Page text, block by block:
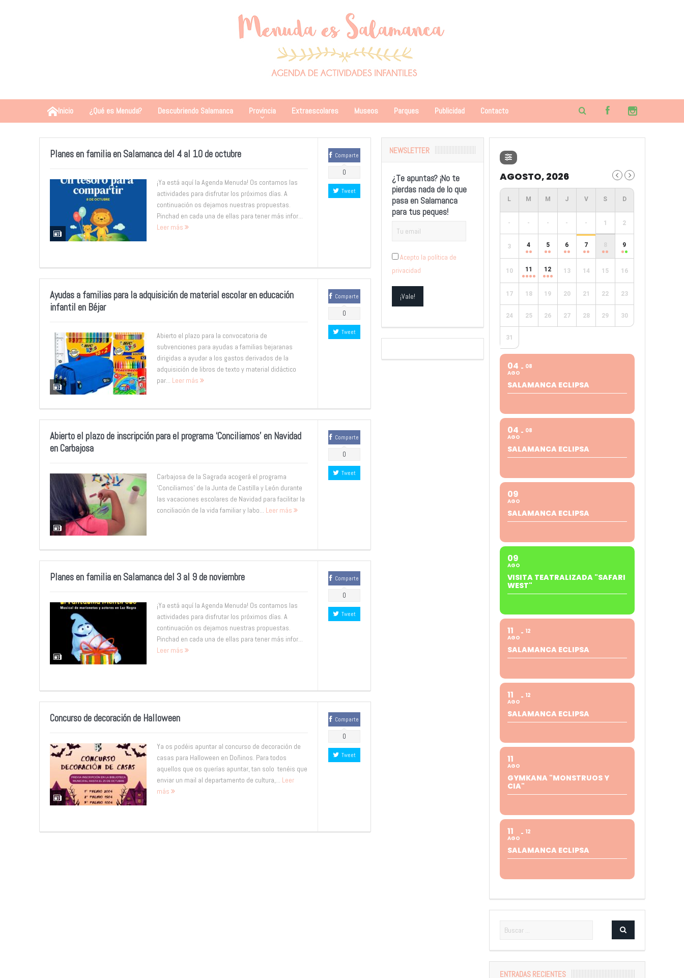
Inicio ¿Qué es Menuda? Descubriendo Salamanca Provincia Extraescolares Museos Parques Publicidad Contacto
Planes en familia en Salamanca del 4 al 10 de octubre
¡Ya está aquí la Agenda Menuda! Os contamos las
actividades para disfrutar los próximos días. A
continuación os dejamos nuestras propuestas.
Pinchad en cada una de ellas para tener más infor...
Leer más
Comparte
0
Tweet
Ayudas a familias para la adquisición de material escolar en educación
infantil en Béjar
Abierto el plazo para la convocatoria de
subvenciones para ayudas a familias bejaranas
dirigidas a ayudar a los gastos derivados de la
adquisición de libros de texto y material didáctico
par... Leer más
Comparte
0
Tweet
Abierto el plazo de inscripción para el programa ‘Conciliamos’ en Navidad
en Carbajosa
Carbajosa de la Sagrada acogerá el programa
‘Conciliamos’ de la Junta de Castilla y León durante
las vacaciones escolares de Navidad para facilitar la
conciliación de la vida familiar y labo... Leer más
Comparte
0
Tweet
Planes en familia en Salamanca del 3 al 9 de noviembre
¡Ya está aquí la Agenda Menuda! Os contamos las
actividades para disfrutar los próximos días. A
continuación os dejamos nuestras propuestas.
Pinchad en cada una de ellas para tener más infor...
Leer más
Comparte
0
Tweet
Concurso de decoración de Halloween
Ya os podéis apuntar al concurso de decoración de
casas para Halloween en Doñinos. Para todos
aquellos que os querías apuntar, tan solo tenéis que
enviar un mail al departamento de cultura,... Leer
más
Comparte
0
Tweet
NEWSLETTER
¿Te apuntas? ¡No te
pierdas nada de lo que
pasa en Salamanca
para tus peques!
Acepto la política de
privacidad
AGOSTO, 2026
- - - - - 1 2
3 4 5 6 7 8 9
10 11 12 13 14 15 16
17 18 19 20 21 22 23
24 25 26 27 28 29 30
31
04
AGO
08
SALAMANCA ECLIPSA
04
AGO
08
SALAMANCA ECLIPSA
09
AGO
SALAMANCA ECLIPSA
09
AGO
VISITA TEATRALIZADA "SAFARI
WEST"
11
AGO
12
SALAMANCA ECLIPSA
11
AGO
12
SALAMANCA ECLIPSA
11
AGO
GYMKANA "MONSTRUOS Y
CIA"
11
AGO
12
SALAMANCA ECLIPSA
ENTRADAS RECIENTES